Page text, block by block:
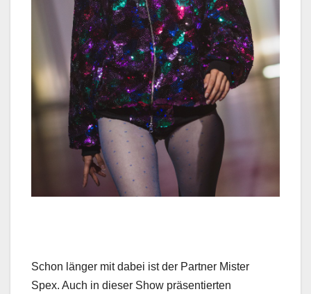
Schon länger mit dabei ist der Part­ner Mis­ter
Spex. Auch in dieser Show präsen­tierten